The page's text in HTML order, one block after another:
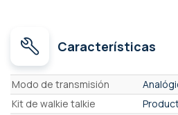
Características
Características
Modo de transmisión
Kit de walkie talkie